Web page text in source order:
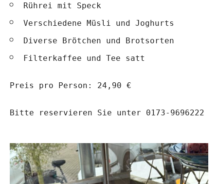
Rührei mit Speck
Verschiedene Müsli und Joghurts
Diverse Brötchen und Brotsorten
Filterkaffee und Tee satt
Preis pro Person: 24,90 €
Bitte reservieren Sie unter 0173-9696222